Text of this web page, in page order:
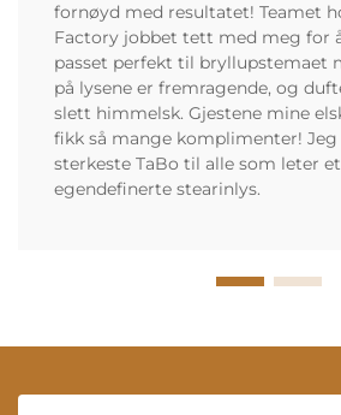
fornøyd med resultatet! Teamet
Factory jobbet tett med meg for
passet perfekt til bryllupstemaet
på lysene er fremragende, og
slett himmelsk. Gjestene mine
fikk så mange komplimenter! Jeg
sterkeste TaBo til alle som leter
egendefinerte stearinlys.